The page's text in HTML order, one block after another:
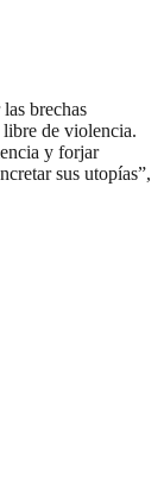
brechas
de violencia.
y forjar
sus utopías”,